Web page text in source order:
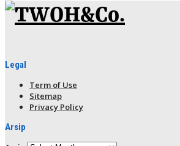
Legal
Term of Use
Sitemap
Privacy Policy
Arsip